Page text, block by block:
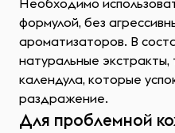
Необходимо
формулой, без
ароматизаторов. В
натуральные экстракты,
календула, которые
раздражение.
Для проблемной